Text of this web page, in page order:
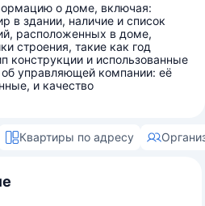
о доме, включая:
в здании, наличие и список
расположенных в доме,
строения, такие как год
конструкции и использованные
управляющей компании: её
и качество
Квартиры по адресу